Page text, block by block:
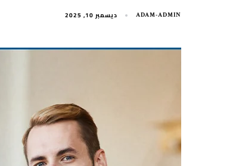
ADAM-ADMIN ديسمبر 10, 2025